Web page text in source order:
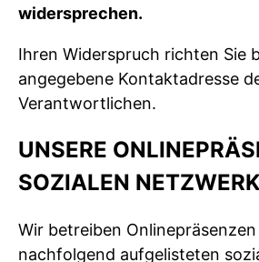
widersprechen.
Ihren Widerspruch richten Sie
angegebene Kontaktadresse
Verantwortlichen.
UNSERE
SOZIALEN
Wir betreiben
nachfolgend aufgelisteten